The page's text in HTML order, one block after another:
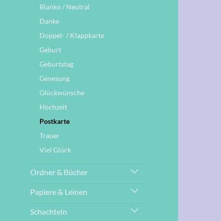
Blanko / Neutral
Danke
Doppel- / Klappkarte
Geburt
Geburtstag
Genesung
Glückwünsche
Hochzeit
Postkarte
Trauer
Viel Glück
Ordner & Bücher
Papiere & Leinen
Schachteln